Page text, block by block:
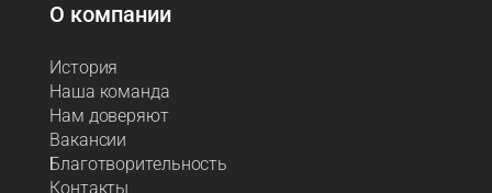
О компании
История
Наша команда
Нам доверяют
Вакансии
Благотворительность
Контакты